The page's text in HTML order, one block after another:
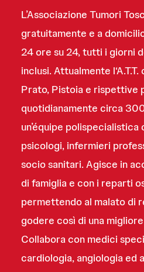
L’Associazione Tumori
gratuitamente e a
24 ore su 24, tutti i giorni
inclusi. Attualmente
Prato, Pistoia e rispettive
quotidianamente circa
un’équipe
psicologi, infermieri
socio sanitari. Agisce in
di famiglia e con i reparti
permettendo al malato di
godere così di una
Collabora con medici
cardiologia, angiologia ed